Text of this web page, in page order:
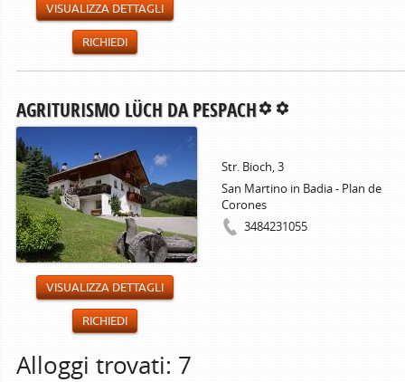
VISUALIZZA DETTAGLI
RICHIEDI
AGRITURISMO LÜCH DA PESPACH
Str. Bioch, 3
San Martino in Badia - Plan de
Corones
3484231055
VISUALIZZA DETTAGLI
RICHIEDI
Alloggi trovati: 7